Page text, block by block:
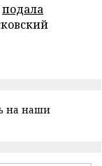
подала
на наши